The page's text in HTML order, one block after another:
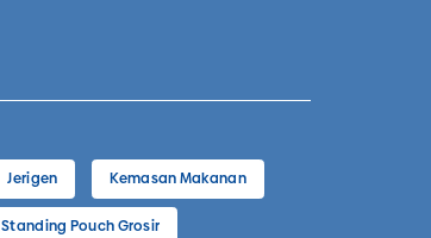
Jerigen Kemasan Makanan
Standing Pouch Grosir